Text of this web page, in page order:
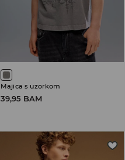
Majica s uzorkom
39,95 BAM